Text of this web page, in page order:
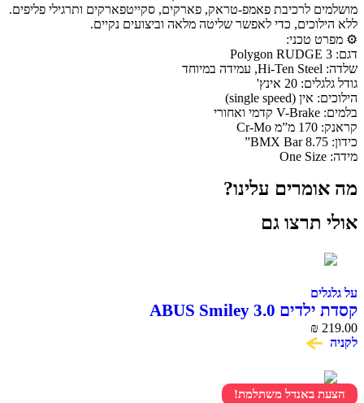
מושלמים לרכיבת פאמפ-טראק, פארקים, סקייטפארקים ותרגילי פליפים.
ללא הילוכים, כדי לאפשר שליטה מלאה וביצועים נקיים.
⚙️ מפרט טכני:
דגם: Polygon RUDGE 3
שלדה: Hi-Ten Steel, עמידה במיוחד
גודל גלגלים: 20 אינץ'
הילוכים: אין (single speed)
בלמים: V-Brake קדמי ואחורי
קראנק: 170 מ”מ Cr-Mo
כידון: BMX Bar 8.75”
מידה: One Size
מה אומרים עלינו?
אולי תרצו גם
על גלגלים
קסדת ילדים ABUS Smiley 3.0
₪ 219.00
לקניה
הצעת באנדל משתלמת!